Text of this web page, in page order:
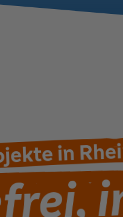
in